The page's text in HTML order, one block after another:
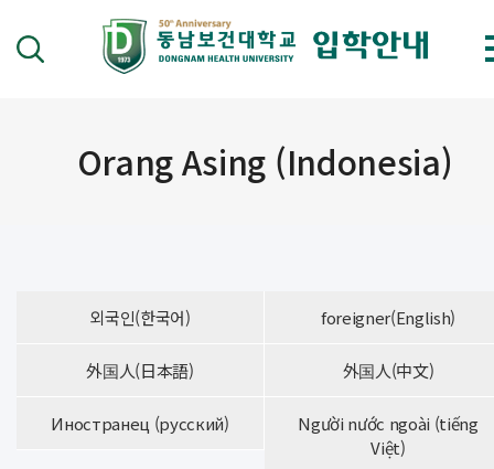
Orang Asing (Indonesia)
외국인(한국어) foreigner(English)
外国人(日本語) 外国人(中文)
Иностранец (русский)
Người nước ngoài (tiếng
Việt)